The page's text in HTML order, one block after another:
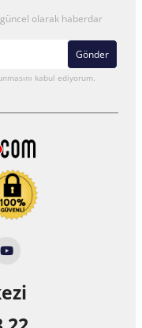
olarak haberdar
Gönder
kabul ediyorum.